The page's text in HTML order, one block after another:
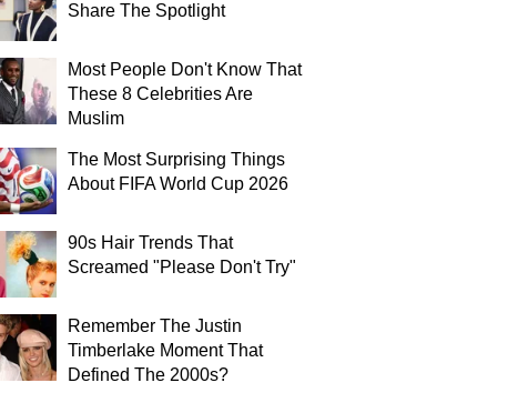
Share The Spotlight
Most People Don't Know That
These 8 Celebrities Are
Muslim
The Most Surprising Things
About FIFA World Cup 2026
90s Hair Trends That
Screamed "Please Don't Try"
Remember The Justin
Timberlake Moment That
Defined The 2000s?